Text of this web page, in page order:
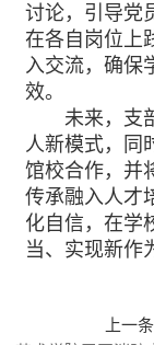
讨论，引导党
在各自岗位上
入交流，确保
效。
未来，支部
人新模式，同
馆校合作，并
传承融入人才
化自信，在学
当、实现新作
上一条